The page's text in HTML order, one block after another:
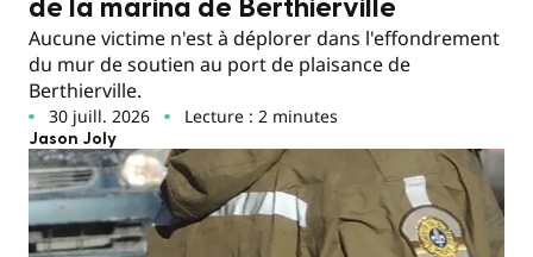
de la marina de Berthierville
Aucune victime n'est à déplorer dans l'effondrement
du mur de soutien au port de plaisance de
Berthierville.
30 juill. 2026 Lecture : 2 minutes
Jason Joly